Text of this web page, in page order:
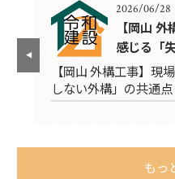
2026/06/28
【岡山
感じる「
【岡山 外構工事】現
しない外構」の共通
もっ